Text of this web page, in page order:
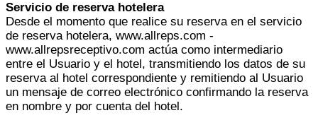
Servicio de reserva hotelera
Desde el momento que realice su reserva en el servicio
de reserva hotelera, www.allreps.com -
www.allrepsreceptivo.com actúa como intermediario
entre el Usuario y el hotel, transmitiendo los datos de su
reserva al hotel correspondiente y remitiendo al Usuario
un mensaje de correo electrónico confirmando la reserva
en nombre y por cuenta del hotel.